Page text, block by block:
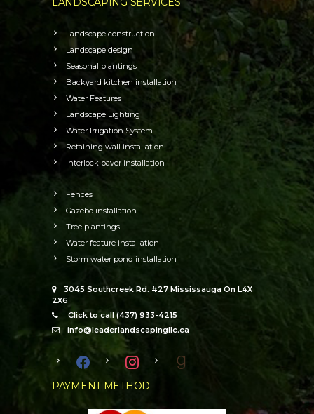
Landscape construction
Landscape design
Seasonal plantings
Backyard kitchen installation
Water Features
Landscape Lighting
Water Irrigation System
Retaining wall installation
Interlock paver installation
Fences
Gazebo installation
Tree plantings
Water feature installation
Storm water pond installation
3045 Southcreek Rd. #27 Mississauga On L4X
2X6
Click to call (437) 933-4215
info@leaderlandscapingllc.ca
facebook instagram goodreads
PAYMENT METHOD